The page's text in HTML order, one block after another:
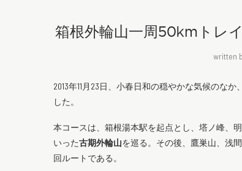
箱根外輪山一周50kmトレ
written
2013年11月23日、小春日和の穏やかな気候のな
した。
本コースは、箱根湯本駅を起点とし、塔ノ峰、
いった古期外輪山を巡る。その後、鷹巣山、浅
回ルートである。